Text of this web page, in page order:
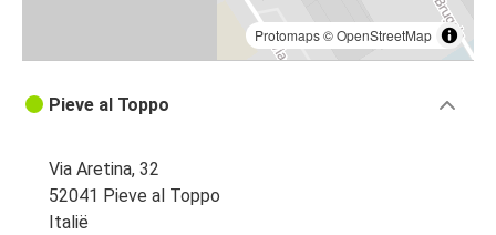
Protomaps©OpenStreetMap
Pieve al Toppo
Via Aretina, 32
52041 Pieve al Toppo
Italië